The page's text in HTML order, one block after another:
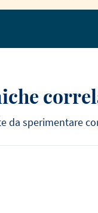
da sperimentare